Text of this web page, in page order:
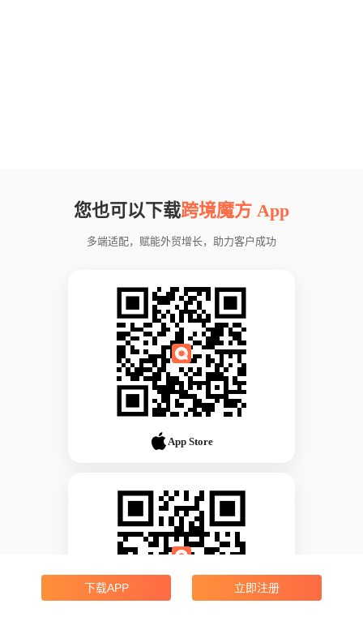
您也可以下载跨境魔方 App
多端适配，赋能外贸增长，助力客户成功
App Store
下载APP 立即注册